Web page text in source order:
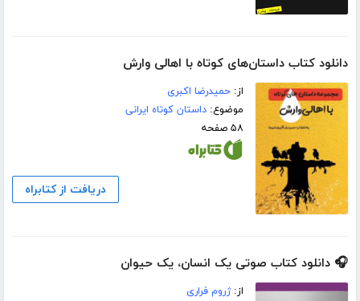
دانلود کتاب داستان‌های کوتاه با اهالی وارش
از:حمیدرضا اکبری
موضوع:داستان کوتاه ایرانی
۵۸ صفحه
دریافت از کتابراه
🎧 دانلود کتاب صوتی یک انسان، یک حیوان
از:ژروم فراری